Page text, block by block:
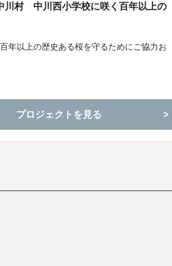
川村 中川西小学校に咲く百年以上の
年以上の歴史ある桜を守るためにご協力お
プロジェクトを見る